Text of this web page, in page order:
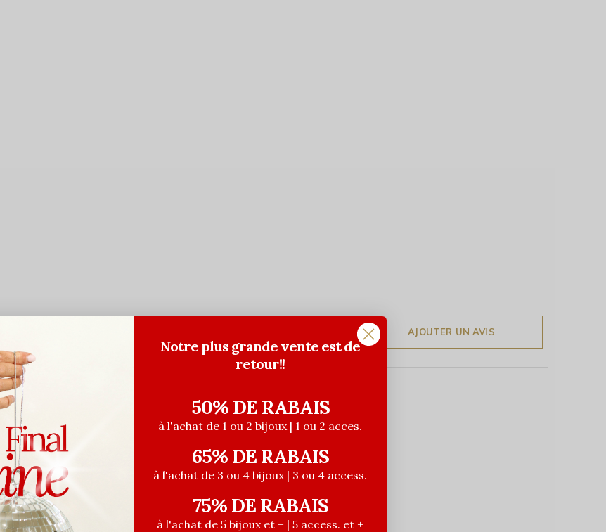
AJOUTER UN AVIS
Notre plus grande vente est de
retour!!
50% DE RABAIS
à l'achat de 1 ou 2 bijoux | 1 ou 2 acces.
65% DE RABAIS
à l'achat de 3 ou 4 bijoux | 3 ou 4 access.
75% DE RABAIS
à l'achat de 5 bijoux et + | 5 access. et +